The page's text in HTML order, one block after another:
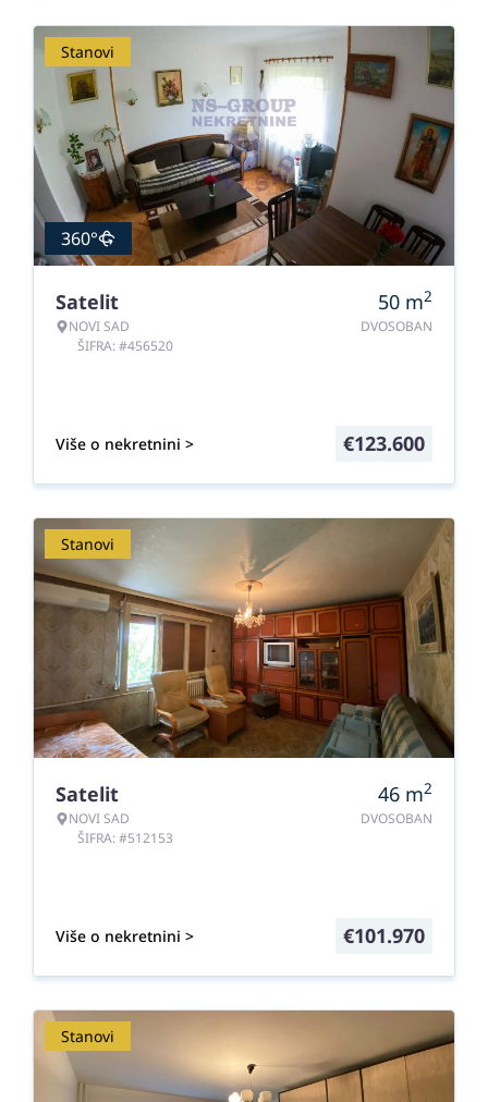
Stanovi
360°
Satelit
NOVI SAD
ŠIFRA: #456520
50 m2
DVOSOBAN
Više o nekretnini > €123.600
Stanovi
Satelit
NOVI SAD
ŠIFRA: #512153
46 m2
DVOSOBAN
Više o nekretnini > €101.970
Stanovi